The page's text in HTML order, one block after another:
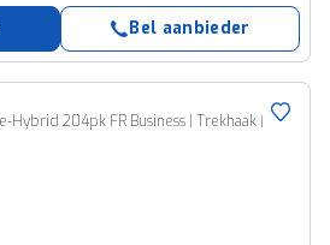
Bel aanbieder
SEAT Sportstourer 1.5 TSI e-Hybrid 204pk FR Business | Trekhaak | Stoel- en stuurwiel verwarming | Adapt. Cruise | Camera | 1/2 leer | Fabrieksgarantie t/m 05-2029 |